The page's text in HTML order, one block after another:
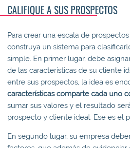
CALIFIQUE A SUS PROSPECTOS
Para crear una escala de
construya un sistema para
simple. En primer lugar, debe
de las características de su cliente
entre sus prospectos, la idea es
características comparte cada uno
sumar sus valores y el resultado
prospecto y cliente ideal. Ese es el
En segundo lugar, su empresa